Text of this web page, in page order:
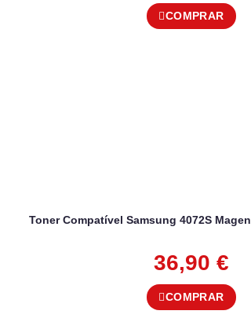
COMPRAR
Toner Compatível Samsung 4072S
36,90 €
COMPRAR